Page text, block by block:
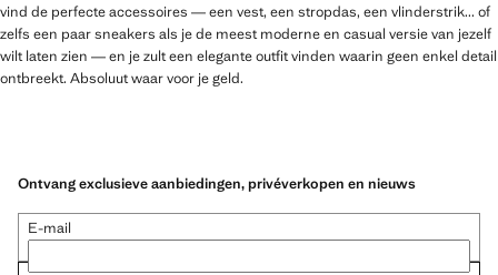
vind de perfecte accessoires — een vest, een stropdas, een vlinderstrik... of
zelfs een paar sneakers als je de meest moderne en casual versie van jezelf
wilt laten zien — en je zult een elegante outfit vinden waarin geen enkel detail
ontbreekt. Absoluut waar voor je geld.
Ontvang exclusieve aanbiedingen, privéverkopen en nieuws
E-mail